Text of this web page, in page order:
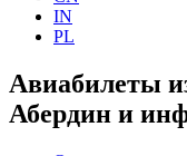
IN
PL
Авиабилеты
Абердин и